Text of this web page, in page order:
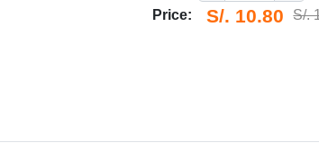
Price: S/. 10.80 S/.